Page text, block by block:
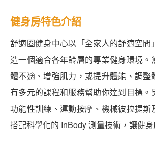
健身房特色介紹
舒適圈健身中心以「全家人的舒適空間
造一個適合各年齡層的專業健身環境。
體不適、增強肌力，或提升體能、調整
有多元的課程和服務幫助你達到目標。
功能性訓練、運動按摩、機械彼拉提斯
搭配科學化的 InBody 測量技術，讓健身